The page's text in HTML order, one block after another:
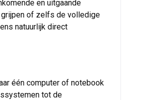
en uitgaande
grijpen of zelfs de volledige
natuurlijk direct
één computer of notebook
tot de